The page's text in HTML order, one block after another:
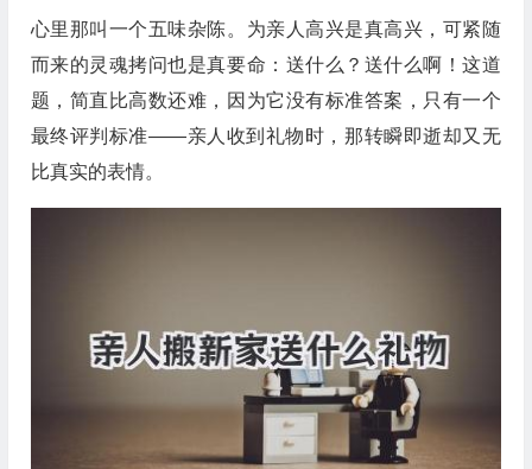
心里那叫一个五味杂陈。为亲人高兴是真高兴，可紧随
而来的灵魂拷问也是真要命：送什么？送什么啊！这道
题，简直比高数还难，因为它没有标准答案，只有一个
最终评判标准——亲人收到礼物时，那转瞬即逝却又无
比真实的表情。